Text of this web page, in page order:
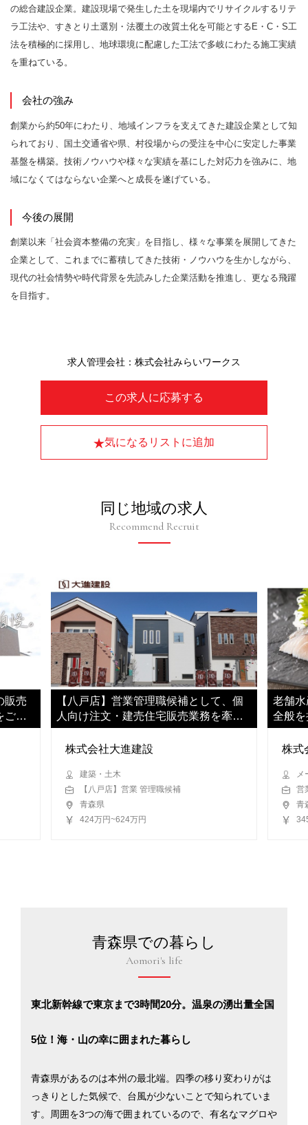
の総合建設企業。建設現場で発生した土を現場内でリサイクルするリテ
ラ工法や、すきとり土選別・法覆土の改質土化を可能とするE・C・S工
法を積極的に採用し、地球環境に配慮した工法で多岐にわたる施工実績
を重ねている。
会社の強み
創業から約50年にわたり、地域インフラを支えてきた建設企業として知
られており、国土交通省や県、村役場からの受注を中心に安定した事業
基盤を構築。技術ノウハウや様々な実績を基にした対応力を強みに、地
域になくてはならない企業へと成長を遂げている。
今後の展開
創業以来「社会資本整備の充実」を目指し、様々な事業を展開してきた
企業として、これまでに蓄積してきた技術・ノウハウを生かしながら、
現代の社会情勢や時代背景を先読みした企業活動を推進し、更なる飛躍
を目指す。
この求人に応募する
気になるリストに追加
求人管理会社：株式会社みらいワークス
同じ地域の求人
Recommend Recruit
販売
ご担
【八戸店】営業管理職候補として、個
人向け注文・建売住宅販売業務を牽引
していただきます
株式会社大進建設
建築・土木
【八戸店】営業 管理職候補
青森県
424万円~624万円
老舗
全般
だきま
株式
メ
営
青
青森県での暮らし
Aomori's life
東北新幹線で東京まで3時間20分。温泉の湧出量全国
5位！海・山の幸に囲まれた暮らし
青森県があるのは本州の最北端。四季の移り変わりがは
っきりとした気候で、台風が少ないことで知られていま
す。周囲を3つの海で囲まれているので、有名なマグロや